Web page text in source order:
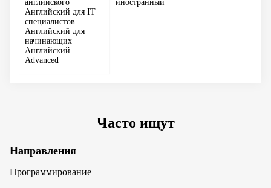
английского
Английский для IT
специалистов
Английский для
начинающих
Английский
Advanced
иностранный
Часто ищут
Направления
Программирование